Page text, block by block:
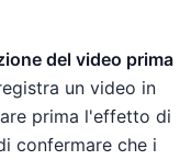
del video prima
un video in
prima l'effetto di
confermare che i